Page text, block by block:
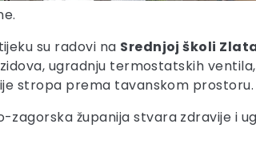
su radovi na Srednjoj školi
ugradnju termostatskih
stropa prema tavanskom prostoru.
županija stvara zdravije i